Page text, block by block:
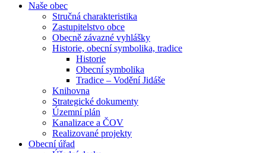
Naše obec
Stručná charakteristika
Zastupitelstvo obce
Obecně závazné vyhlášky
Historie, obecní symbolika, tradice
Historie
Obecní symbolika
Tradice – Vodění Jidáše
Knihovna
Strategické dokumenty
Územní plán
Kanalizace a ČOV
Realizované projekty
Obecní úřad